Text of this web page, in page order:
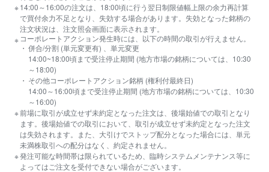
金
・
銀
・
ナ
外
貨
建
M
M
F
NE
W
信用
PTS
日株積立
立会外分売
立会外トレード
貸株
14:00～16:00の注文は、18:00頃に行う翌日制限値幅上限の余力再計算
で買付余力不足となり、失効する場合があります。失効となった銘柄の
注文状況は、注文照会画面に表示されます。
コーポレートアクション発生時には、以下の時間の取引が行えません。
併合/分割 (単元変更有) 、単元変更
14:00~18:00頃まで受注停止期間 (地方市場の銘柄については、10:30
～18:00)
その他コーポレートアクション銘柄 (権利付最終日)
14:00～16:00頃まで受注停止期間 (地方市場の銘柄については、10:30
～16:00)
前場に取引が成立せず未約定となった注文は、後場始値での取引となり
ます。後場始値での取引において、取引が成立せず未約定となった注文
は失効されます。また、大引けでストップ配分となった場合には、単元
未満株取引への配分はなく、約定されません。
発注可能な時間帯は限られているため、臨時システムメンテナンス等に
よってはご注文を受付できない場合がございます。